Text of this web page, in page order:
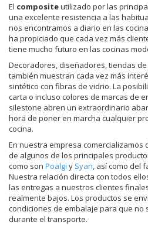
El compositeutilizado por las
una excelente resistencia a las
nos encontramos a diario en las
ha propiciado que cada vez más
tiene mucho futuro en las cocinas
Decoradores, diseñadores, tiendas
también muestran cada vez más
sintético con fibras de vidrio. La
carta o incluso colores de marcas de
silestone abren un extraordinario
hora de poner en marcha cualquier
cocina.
En nuestra empresa comercializamos
de algunos de los principales
como son Poalgi y Syan , así como del
Nuestra relación directa con todos
las entregas a nuestros clientes
realmente bajos. Los productos se
condiciones de embalaje para que
durante el transporte.